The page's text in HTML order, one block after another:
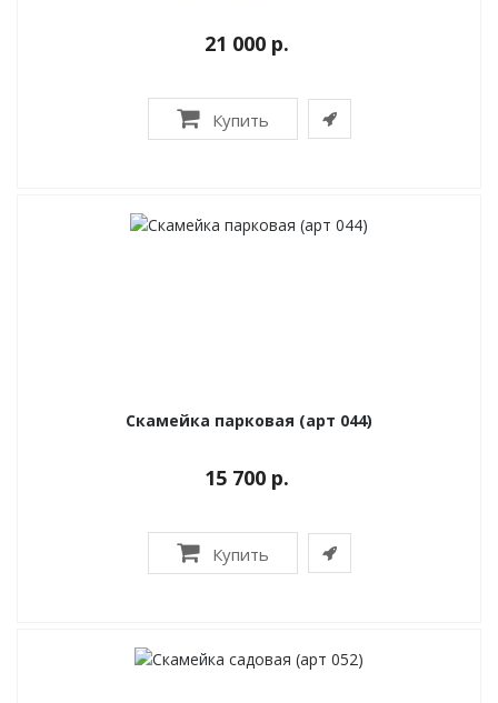
21 000 р.
Купить
Скамейка парковая (арт 044)
15 700 р.
Купить